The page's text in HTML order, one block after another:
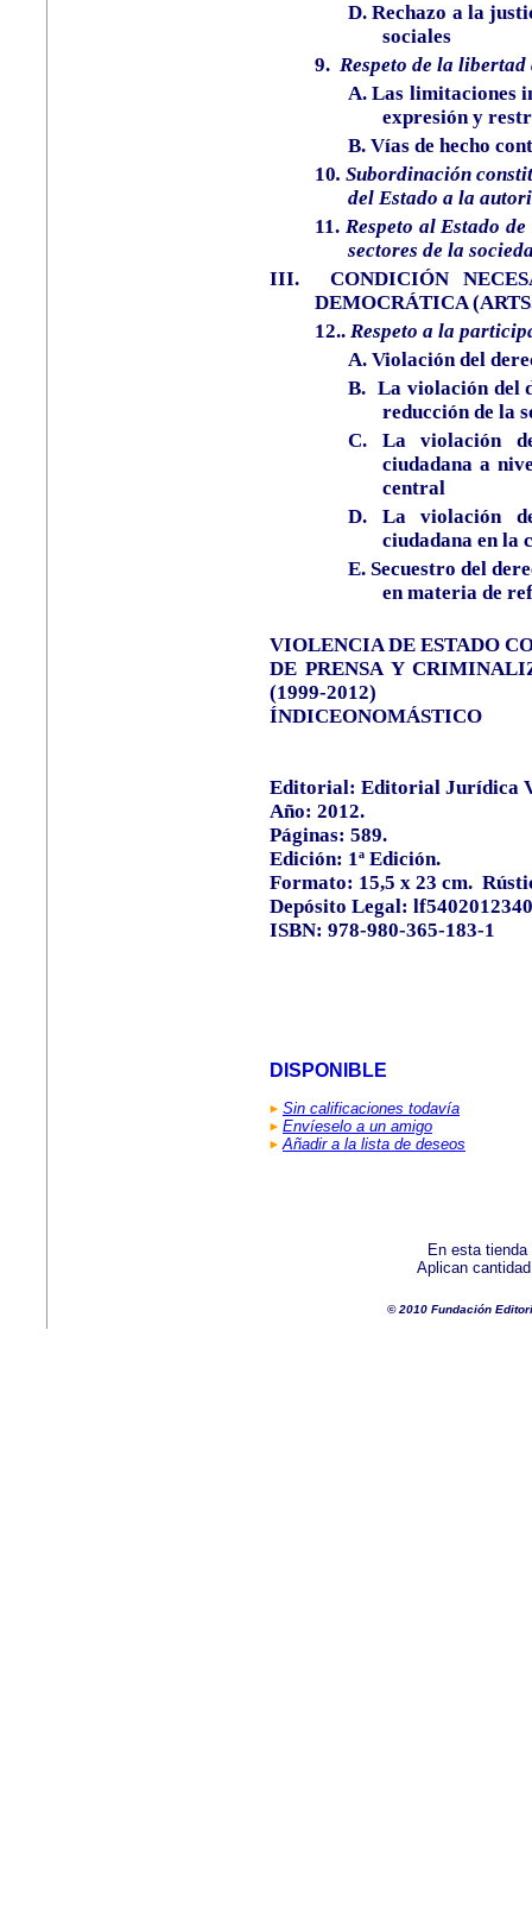
D. Rechazo a la
sociales
9. Respeto de la libertad
A. Las limitaciones
expresión y
B. Vías de hecho
10. Subordinación
del Estado a la
11. Respeto al Estado
sectores de la
III.
CONDICIÓN
DEMOCRÁTICA
12.. Respeto a la
A. Violación del
B. La violación del
reducción de la
C. La violación
ciudadana a
central
D.
La violación
ciudadana en la
E. Secuestro del
en materia de
VIOLENCIA DE ESTADO
DE PRENSA Y
(1999-2012)
ÍNDICEONOMÁSTICO
Editorial: Editorial Jurídica
Año: 2012.
Páginas: 589.
Edición: 1ª Edición.
Formato: 15,5 x 23 cm.
Depósito Legal:
ISBN: 978-980-365-183-1
DISPONIBLE
Sin calificaciones todavía
Envíeselo a un amigo
Añadir a la lista de deseos
En esta
Aplican
© 2010 Fundación